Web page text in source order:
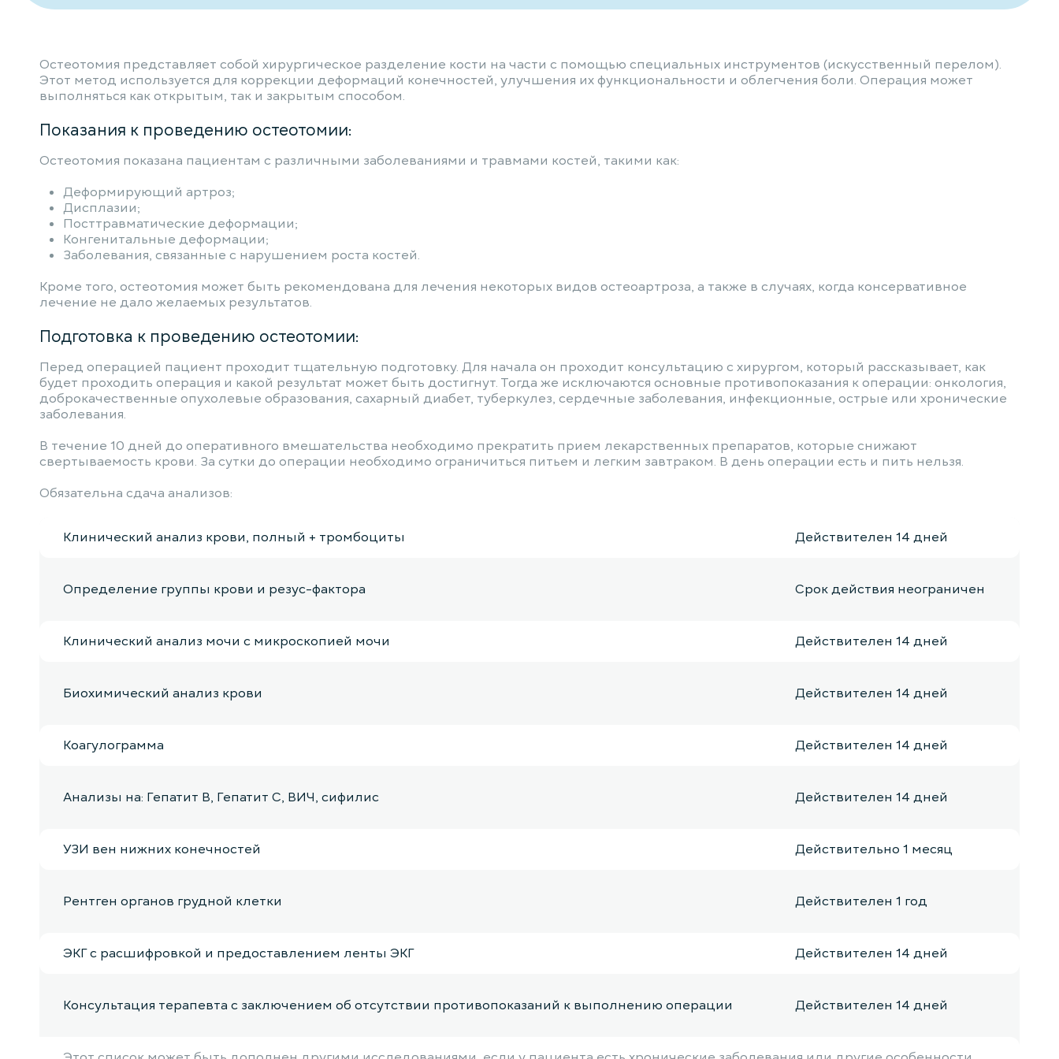
Остеотомия представляет собой хирургическое разделение кости на части с помощью специальных инструментов (искусственный перелом).
Этот метод используется для коррекции деформаций конечностей, улучшения их функциональности и облегчения боли. Операция может
выполняться как открытым, так и закрытым способом.
Показания к проведению остеотомии:
Остеотомия показана пациентам с различными заболеваниями и травмами костей, такими как:
Деформирующий артроз;
Дисплазии;
Посттравматические деформации;
Конгенитальные деформации;
Заболевания, связанные с нарушением роста костей.
Кроме того, остеотомия может быть рекомендована для лечения некоторых видов остеоартроза, а также в случаях, когда консервативное
лечение не дало желаемых результатов.
Подготовка к проведению остеотомии:
Перед операцией пациент проходит тщательную подготовку. Для начала он проходит консультацию с хирургом, который рассказывает, как
будет проходить операция и какой результат может быть достигнут. Тогда же исключаются основные противопоказания к операции: онкология,
доброкачественные опухолевые образования, сахарный диабет, туберкулез, сердечные заболевания, инфекционные, острые или хронические
заболевания.
В течение 10 дней до оперативного вмешательства необходимо прекратить прием лекарственных препаратов, которые снижают
свертываемость крови. За сутки до операции необходимо ограничиться питьем и легким завтраком. В день операции есть и пить нельзя.
Обязательна сдача анализов:
Клинический анализ крови, полный + тромбоциты Действителен 14 дней
Определение группы крови и резус-фактора Срок действия неограничен
Клинический анализ мочи с микроскопией мочи Действителен 14 дней
Биохимический анализ крови Действителен 14 дней
Коагулограмма Действителен 14 дней
Анализы на: Гепатит B, Гепатит С, ВИЧ, сифилис Действителен 14 дней
УЗИ вен нижних конечностей Действительно 1 месяц
Рентген органов грудной клетки Действителен 1 год
ЭКГ с расшифровкой и предоставлением ленты ЭКГ Действителен 14 дней
Консультация терапевта с заключением об отсутствии противопоказаний к выполнению операции Действителен 14 дней